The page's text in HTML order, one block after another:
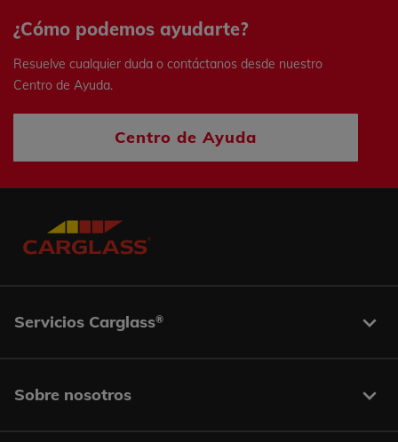
¿Cómo podemos ayudarte?
Resuelve cualquier duda o contáctanos desde nuestro
Centro de Ayuda.
Centro de Ayuda
Servicios Carglass®
Sobre nosotros